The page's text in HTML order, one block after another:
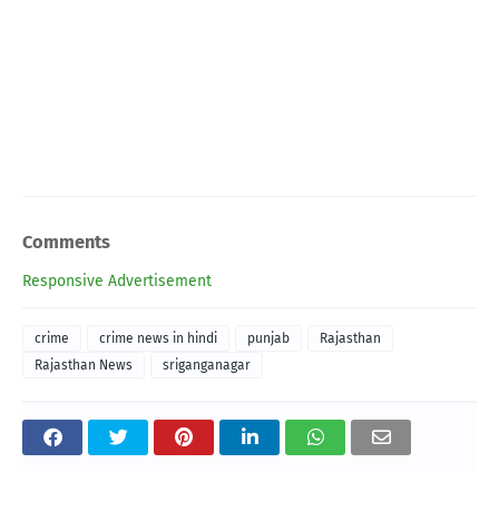
Comments
Responsive Advertisement
crime crime news in hindi punjab
Rajasthan
Rajasthan News
sriganganagar